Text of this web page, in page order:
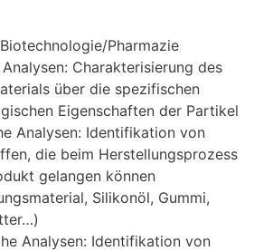
Pharmazie
Charakterisierung des
über die spezifischen
Eigenschaften der Partikel
Analysen: Identifikation von
die beim Herstellungsprozess
gelangen können
Silikonöl, Gummi,
Analysen: Identifikation von